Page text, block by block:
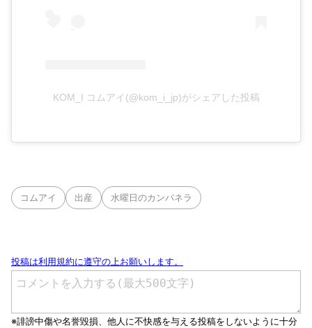
KOM_I コムアイ(@kom_i_jp)がシェアした投稿
コムアイ 出産 水曜日のカンパネラ